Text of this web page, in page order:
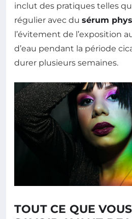
inclut des pratiques telles
régulier avec du sérum
l’évitement de l’exposition
d’eau pendant la période
durer plusieurs semaines.
TOUT CE QUE